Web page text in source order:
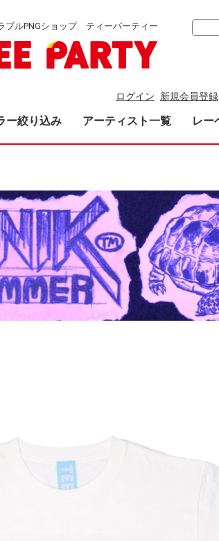
ブルPNGショップ ティーパーティー
ログイン 新規会員登録
ー絞り込み アーティスト一覧 レー